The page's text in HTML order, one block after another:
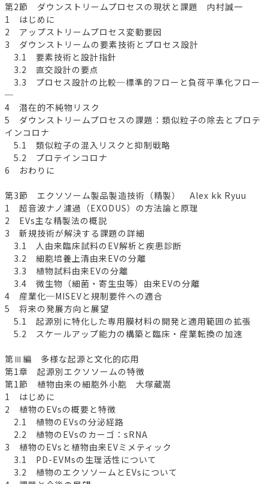
第2節 ダウンストリームプロセスの現状と課題 内村誠一
1 はじめに
2 アップストリームプロセス変動要因
3 ダウンストリームの要素技術とプロセス設計
3.1 要素技術と設計指針
3.2 直交設計の要点
3.3 プロセス設計の比較─標準的フローと負荷平準化フロー
─
4 潜在的不純物リスク
5 ダウンストリームプロセスの課題：類似粒子の除去とプロテ
インコロナ
5.1 類似粒子の混入リスクと抑制戦略
5.2 プロテインコロナ
6 おわりに
第3節 エクソソーム製品製造技術（精製） Alex kk Ryuu
1 超音波ナノ濾過（EXODUS）の方法論と原理
2 EVs主な精製法の概説
3 新規技術が解決する課題の詳細
3.1 人由来臨床試料のEV解析と疾患診断
3.2 細胞培養上清由来EVの分離
3.3 植物試料由来EVの分離
3.4 微生物（細菌・寄生虫等）由来EVの分離
4 産業化─MISEVと規制要件への適合
5 将来の発展方向と展望
5.1 起源別に特化した専用膜材料の開発と適用範囲の拡張
5.2 スケールアップ能力の構築と臨床・産業転換の加速
第Ⅲ編 多様な起源と文化的応用
第1章 起源別エクソソームの特徴
第1節 植物由来の細胞外小胞 大塚蔵嵩
1 はじめに
2 植物のEVsの概要と特徴
2.1 植物のEVsの分泌経路
2.2 植物のEVsのカーゴ：sRNA
3 植物のEVsと植物由来EVミメティック
3.1 PD-EVMsの生理活性について
3.2 植物のエクソソームとEVsについて